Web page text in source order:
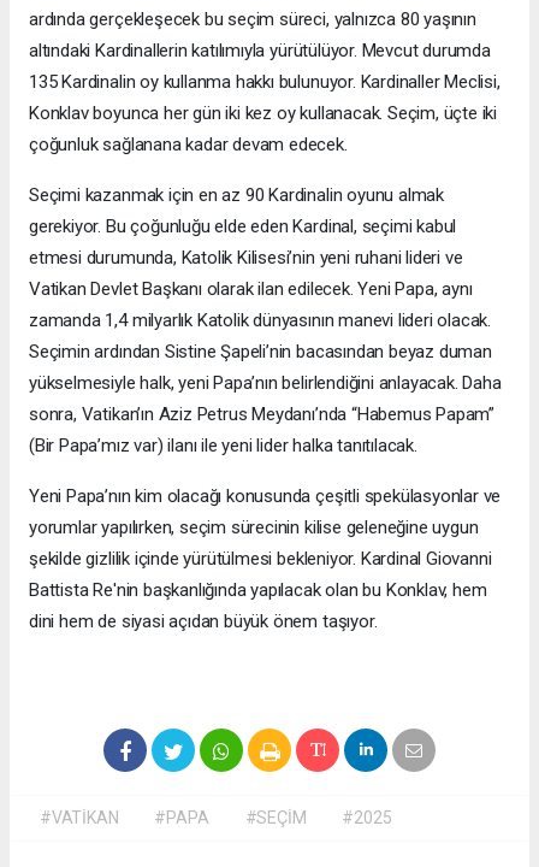
ardında gerçekleşecek bu seçim süreci, yalnızca 80 yaşının
altındaki Kardinallerin katılımıyla yürütülüyor. Mevcut durumda
135 Kardinalin oy kullanma hakkı bulunuyor. Kardinaller Meclisi,
Konklav boyunca her gün iki kez oy kullanacak. Seçim, üçte iki
çoğunluk sağlanana kadar devam edecek.
Seçimi kazanmak için en az 90 Kardinalin oyunu almak
gerekiyor. Bu çoğunluğu elde eden Kardinal, seçimi kabul
etmesi durumunda, Katolik Kilisesi’nin yeni ruhani lideri ve
Vatikan Devlet Başkanı olarak ilan edilecek. Yeni Papa, aynı
zamanda 1,4 milyarlık Katolik dünyasının manevi lideri olacak.
Seçimin ardından Sistine Şapeli’nin bacasından beyaz duman
yükselmesiyle halk, yeni Papa’nın belirlendiğini anlayacak. Daha
sonra, Vatikan’ın Aziz Petrus Meydanı’nda “Habemus Papam”
(Bir Papa’mız var) ilanı ile yeni lider halka tanıtılacak.
Yeni Papa’nın kim olacağı konusunda çeşitli spekülasyonlar ve
yorumlar yapılırken, seçim sürecinin kilise geleneğine uygun
şekilde gizlilik içinde yürütülmesi bekleniyor. Kardinal Giovanni
Battista Re'nin başkanlığında yapılacak olan bu Konklav, hem
dini hem de siyasi açıdan büyük önem taşıyor.
#VATİKAN #PAPA #SEÇİM #2025